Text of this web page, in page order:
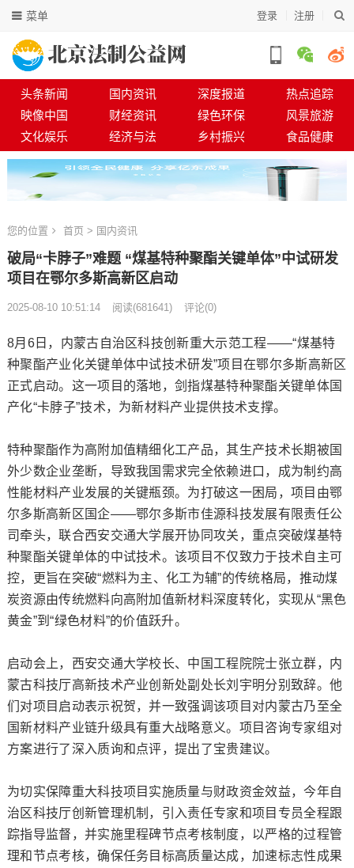
登录 注册
菜单
头条新闻 国内资讯 深度报道
热点追踪
映像中国
财经资讯 绿色环保
风景旅游
文化娱乐
经济与法 乡村振兴 食品健康
您的位置 首页 > 国内资讯
破局“卡脖子”难题 “煤基特种聚酯关键单体”中试研发
项目在鄂尔多斯高新区启动
2025-08-10 10:51:14 阅读(681641) 评论(0)
8月6日，内蒙古自治区科技创新重大示范工程——“煤基特
种聚酯产业化关键单体中试技术研发”项目在鄂尔多斯高新区
正式启动。这一项目的落地，剑指煤基特种聚酯关键单体国
产化“卡脖子”技术，为新材料产业提供技术支撑。
特种聚酯作为高附加值精细化工产品，其生产技术长期被国
外少数企业垄断，导致我国需求完全依赖进口，成为制约高
性能材料产业发展的关键瓶颈。为打破这一困局，项目由鄂
尔多斯高新区国企——鄂尔多斯市佳源科技发展有限责任公
司牵头，联合西安交通大学展开协同攻关，重点突破煤基特
种聚酯关键单体的中试技术。该项目不仅致力于技术自主可
控，更旨在突破“燃料为主、化工为辅”的传统格局，推动煤
炭资源由传统燃料向高附加值新材料深度转化，实现从“黑色
黄金”到“绿色材料”的价值跃升。
启动会上，西安交通大学校长、中国工程院院士张立群，内
蒙古科技厅高新技术产业创新处副处长刘宇明分别致辞。他
们对项目启动表示祝贺，并一致强调该项目对内蒙古乃至全
国新材料产业链升级具有重大战略意义。项目咨询专家组对
方案进行了深入质询和点评，提出了宝贵建议。
为切实保障重大科技项目实施质量与财政资金效益，今年自
治区科技厅创新管理机制，引入责任专家和项目专员全程跟
踪指导监督，并实施里程碑节点考核制度，以严格的过程管
理和节点考核，确保任务目标高质量达成，加速标志性成果